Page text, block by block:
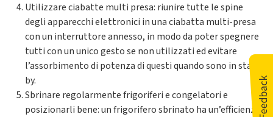
Utilizzare ciabatte multi presa: riunire tutte le spine
degli apparecchi elettronici in una ciabatta multi-presa
con un interruttore annesso, in modo da poter spegnere
tutti con un unico gesto se non utilizzati ed evitare
l’assorbimento di potenza di questi quando sono in stand
by.
Sbrinare regolarmente frigoriferi e congelatori e
posizionarli bene: un frigorifero sbrinato ha un’efficienza